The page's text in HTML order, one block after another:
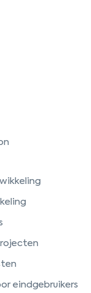
eindgebruikers